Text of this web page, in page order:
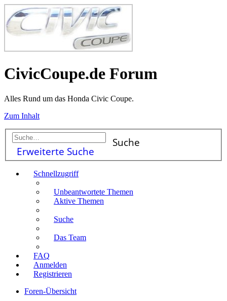
CivicCoupe.de Forum
Alles Rund um das Honda Civic Coupe.
Zum Inhalt
Suche
Erweiterte Suche
Schnellzugriff
Unbeantwortete Themen
Aktive Themen
Suche
Das Team
FAQ
Anmelden
Registrieren
Foren-Übersicht